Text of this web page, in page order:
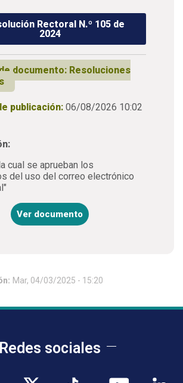
Rectoral N.º 105 de
2024
documento: Resoluciones
publicación: 06/08/2026 10:02
cual se aprueban los
del uso del correo electrónico
Ver documento
Mar, 04/03/2025 - 15:20
Redes sociales